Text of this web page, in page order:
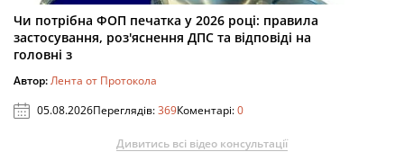
Чи потрібна ФОП печатка у 2026 році: правила
застосування, роз'яснення ДПС та відповіді на
головні з
Автор:Лента от Протокола
05.08.2026Переглядів:369Коментарі:0
Дивитись всі відео консультації